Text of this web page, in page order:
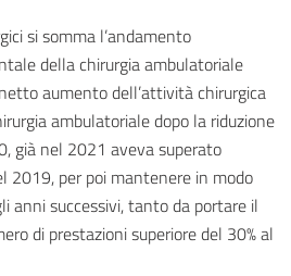
si somma l’andamento
della chirurgia ambulatoriale
aumento dell’attività chirurgica
ambulatoriale dopo la riduzione
già nel 2021 aveva superato
2019, per poi mantenere in modo
anni successivi, tanto da portare il
di prestazioni superiore del 30% al